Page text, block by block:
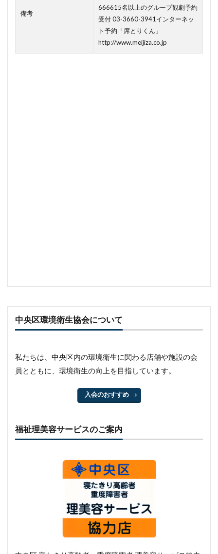
備考
666615名以上のグループ観劇予約
受付 03-3660-3941インターネッ
ト予約「席とりくん」
http://www.meijiza.co.jp
中央区環境衛生協会について
私たちは、中央区内の環境衛生に関わる店舗や施設の会
員とともに、環境衛生の向上を目指しています。
入会のおすすめ
福祉理美容サービスのご案内